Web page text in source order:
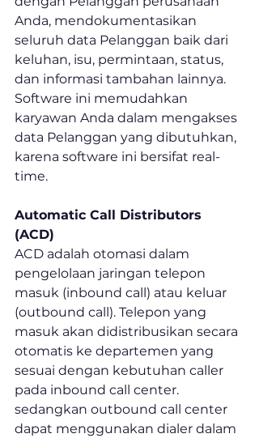
Anda, mendokumentasikan
seluruh data Pelanggan baik dari
keluhan, isu, permintaan, status,
dan informasi tambahan lainnya.
Software ini memudahkan
karyawan Anda dalam mengakses
data Pelanggan yang dibutuhkan,
karena software ini bersifat real-
time.
Automatic Call Distributors
(ACD)
ACD adalah otomasi dalam
pengelolaan jaringan telepon
masuk (inbound call) atau keluar
(outbound call). Telepon yang
masuk akan didistribusikan secara
otomatis ke departemen yang
sesuai dengan kebutuhan caller
pada inbound call center.
sedangkan outbound call center
dapat menggunakan dialer dalam